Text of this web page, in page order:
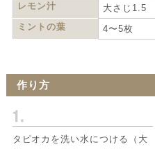
レモン汁
大さじ1.5
ミントの葉
4〜5枚
作り方
タピオカを洗い水につける（大